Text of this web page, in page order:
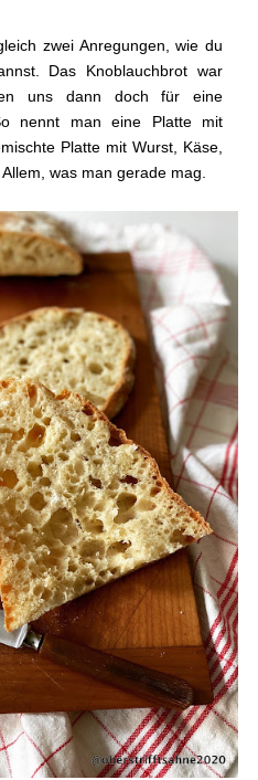
zwei Anregungen, wie du
Das Knoblauchbrot war
uns dann doch für eine
nennt man eine Platte mit
Platte mit Wurst, Käse,
was man gerade mag.